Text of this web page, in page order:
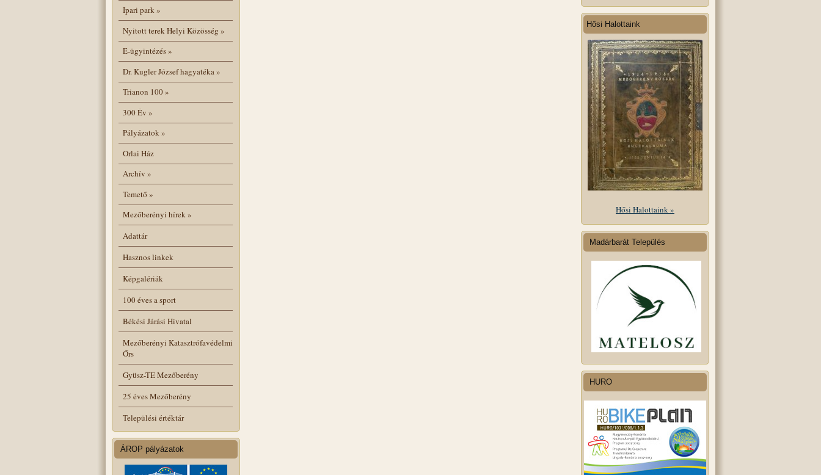
Ipari park»
Nyitott terek Helyi Közösség »
E-ügyintézés»
Dr. Kugler József hagyatéka»
Trianon 100»
300 Év »
Pályázatok»
Orlai Ház
Archív »
Temető»
Mezőberényi hírek»
Adattár
Hasznos linkek
Képgalériák
100 éves a sport
Békési Járási Hivatal
Mezőberényi Katasztrófavédelmi
Őrs
Gyüsz-TE Mezőberény
25 éves Mezőberény
Települési értéktár
ÁROP pályázatok
Hősi Halottaink
Hősi Halottaink »
Madárbarát Település
HURO